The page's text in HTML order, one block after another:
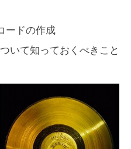
ードの作成
いて知っておくべきこと